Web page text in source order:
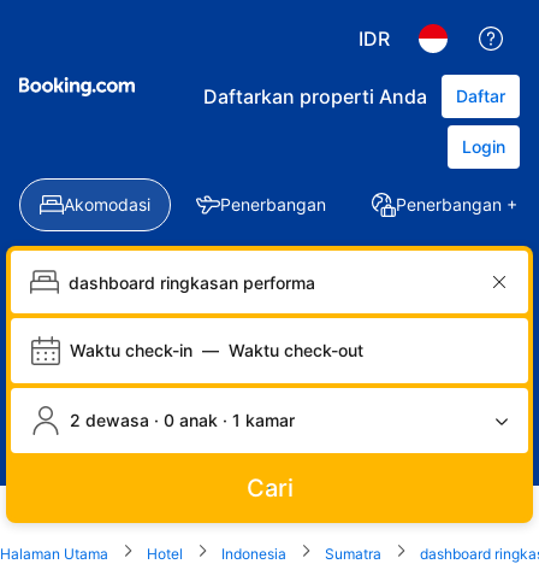
IDR
Daftarkan properti Anda Daftar
Login
Akomodasi Penerbangan Penerbangan +
Waktu check-in — Waktu check-out
2 dewasa · 0 anak · 1 kamar
Cari
Halaman Utama Hotel Indonesia Sumatra
dashboard